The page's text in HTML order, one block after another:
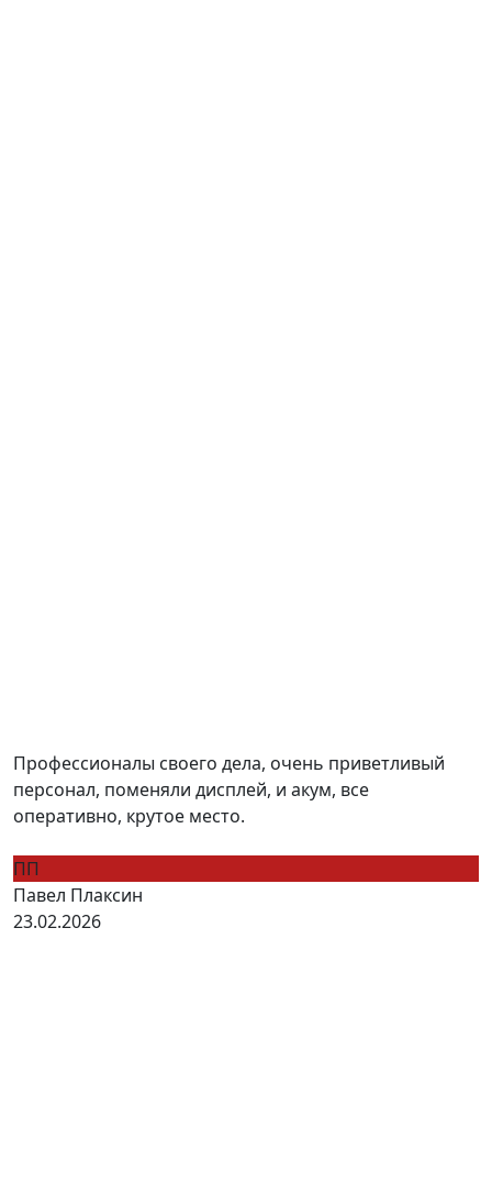
Профессионалы своего дела, очень приветливый
персонал, поменяли дисплей, и акум, все
оперативно, крутое место.
ПП
Павел Плаксин
23.02.2026